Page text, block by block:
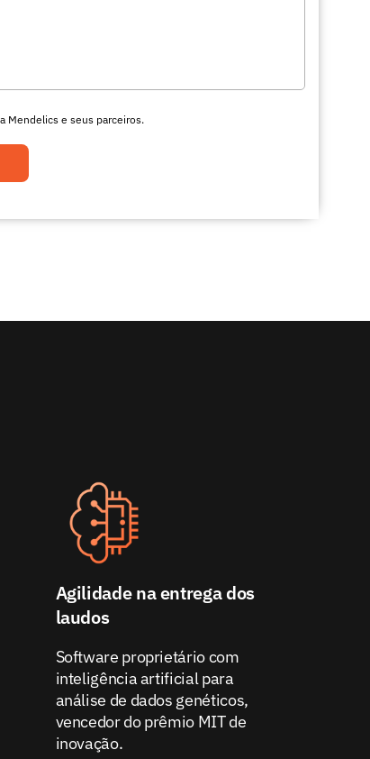
Mendelics e seus parceiros.
Agilidade na entrega dos
laudos
Software proprietário com
inteligência artificial para
análise de dados genéticos,
vencedor do prêmio MIT de
inovação.